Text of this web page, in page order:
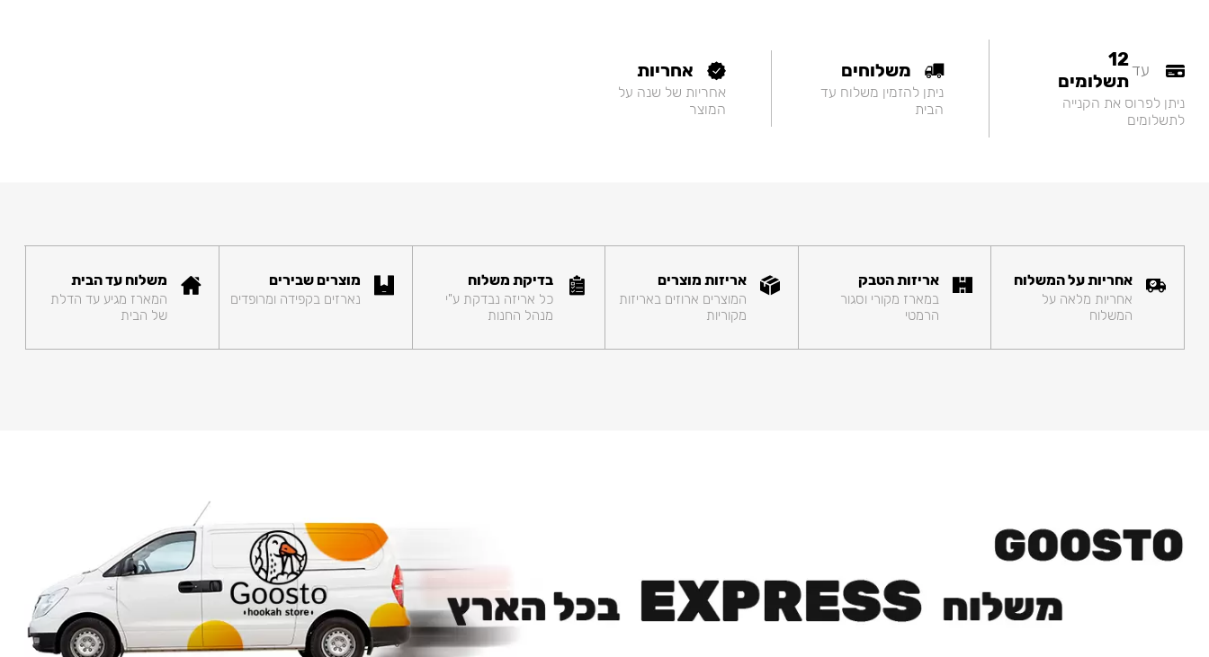
עד12
תשלומים
ניתן לפרוס את הקנייה
לתשלומים
משלוחים
ניתן להזמין משלוח עד
הבית
אחריות
אחריות של שנה על
המוצר
אחריות על המשלוח
אחריות מלאה על
המשלוח
אריזות הטבק
במארז מקורי וסגור
הרמטי
אריזות מוצרים
המוצרים ארוזים באריזות
מקוריות
בדיקת משלוח
כל אריזה נבדקת ע"י
מנהל החנות
מוצרים שבירים
נארזים בקפידה ומרופדים
משלוח עד הבית
המארז מגיע עד הדלת
של הבית